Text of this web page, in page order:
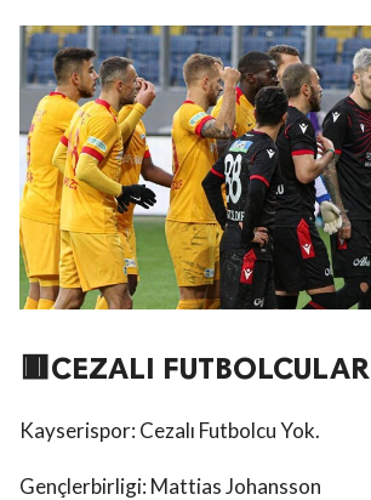
🟥CEZALI FUTBOLCULAR
Kayserispor: Cezalı Futbolcu Yok.
Gençlerbirligi: Mattias Johansson